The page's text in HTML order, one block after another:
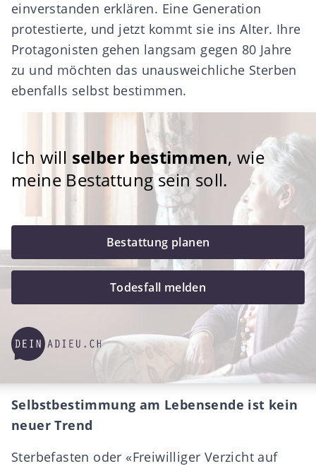
einverstanden erklären. Eine Generation
protestierte, und jetzt kommt sie ins Alter. Ihre
Protagonisten gehen langsam gegen 80 Jahre
zu und möchten das unausweichliche Sterben
ebenfalls selbst bestimmen.
Ich will selber bestimmen, wie
meine Bestattung sein soll.
Bestattung planen
Todesfall melden
Selbstbestimmung am Lebensende ist kein
neuer Trend
Sterbefasten oder «Freiwilliger Verzicht auf